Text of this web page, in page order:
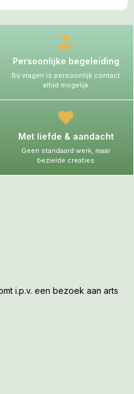
Persoonlijke begeleiding
Bij vragen is persoonlijk contact
altijd mogelijk
Met liefde & aandacht
Geen standaard werk, maar
bezielde creaties
i.p.v. een bezoek aan arts